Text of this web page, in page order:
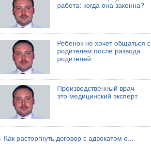
работа: когда она законна?
Ребенок не хочет общаться с
родителем после развода
родителей
Производственный врач —
это медицинский эксперт
Как расторгнуть договор с адвокатом о...